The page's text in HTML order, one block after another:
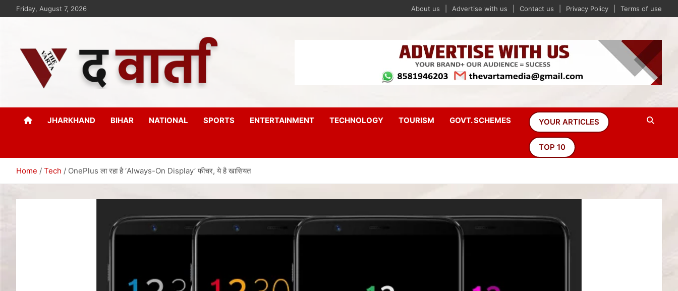
Friday, August 7, 2026 About us Advertise with us Contact us Privacy Policy Terms of use
The Varta
JHARKHAND BIHAR NATIONAL SPORTS ENTERTAINMENT TECHNOLOGY TOURISM GOVT. SCHEMES YOUR ARTICLES
TOP 10
Home Tech OnePlus ला रहा है ‘Always-On Display’ फीचर, ये है खासियत